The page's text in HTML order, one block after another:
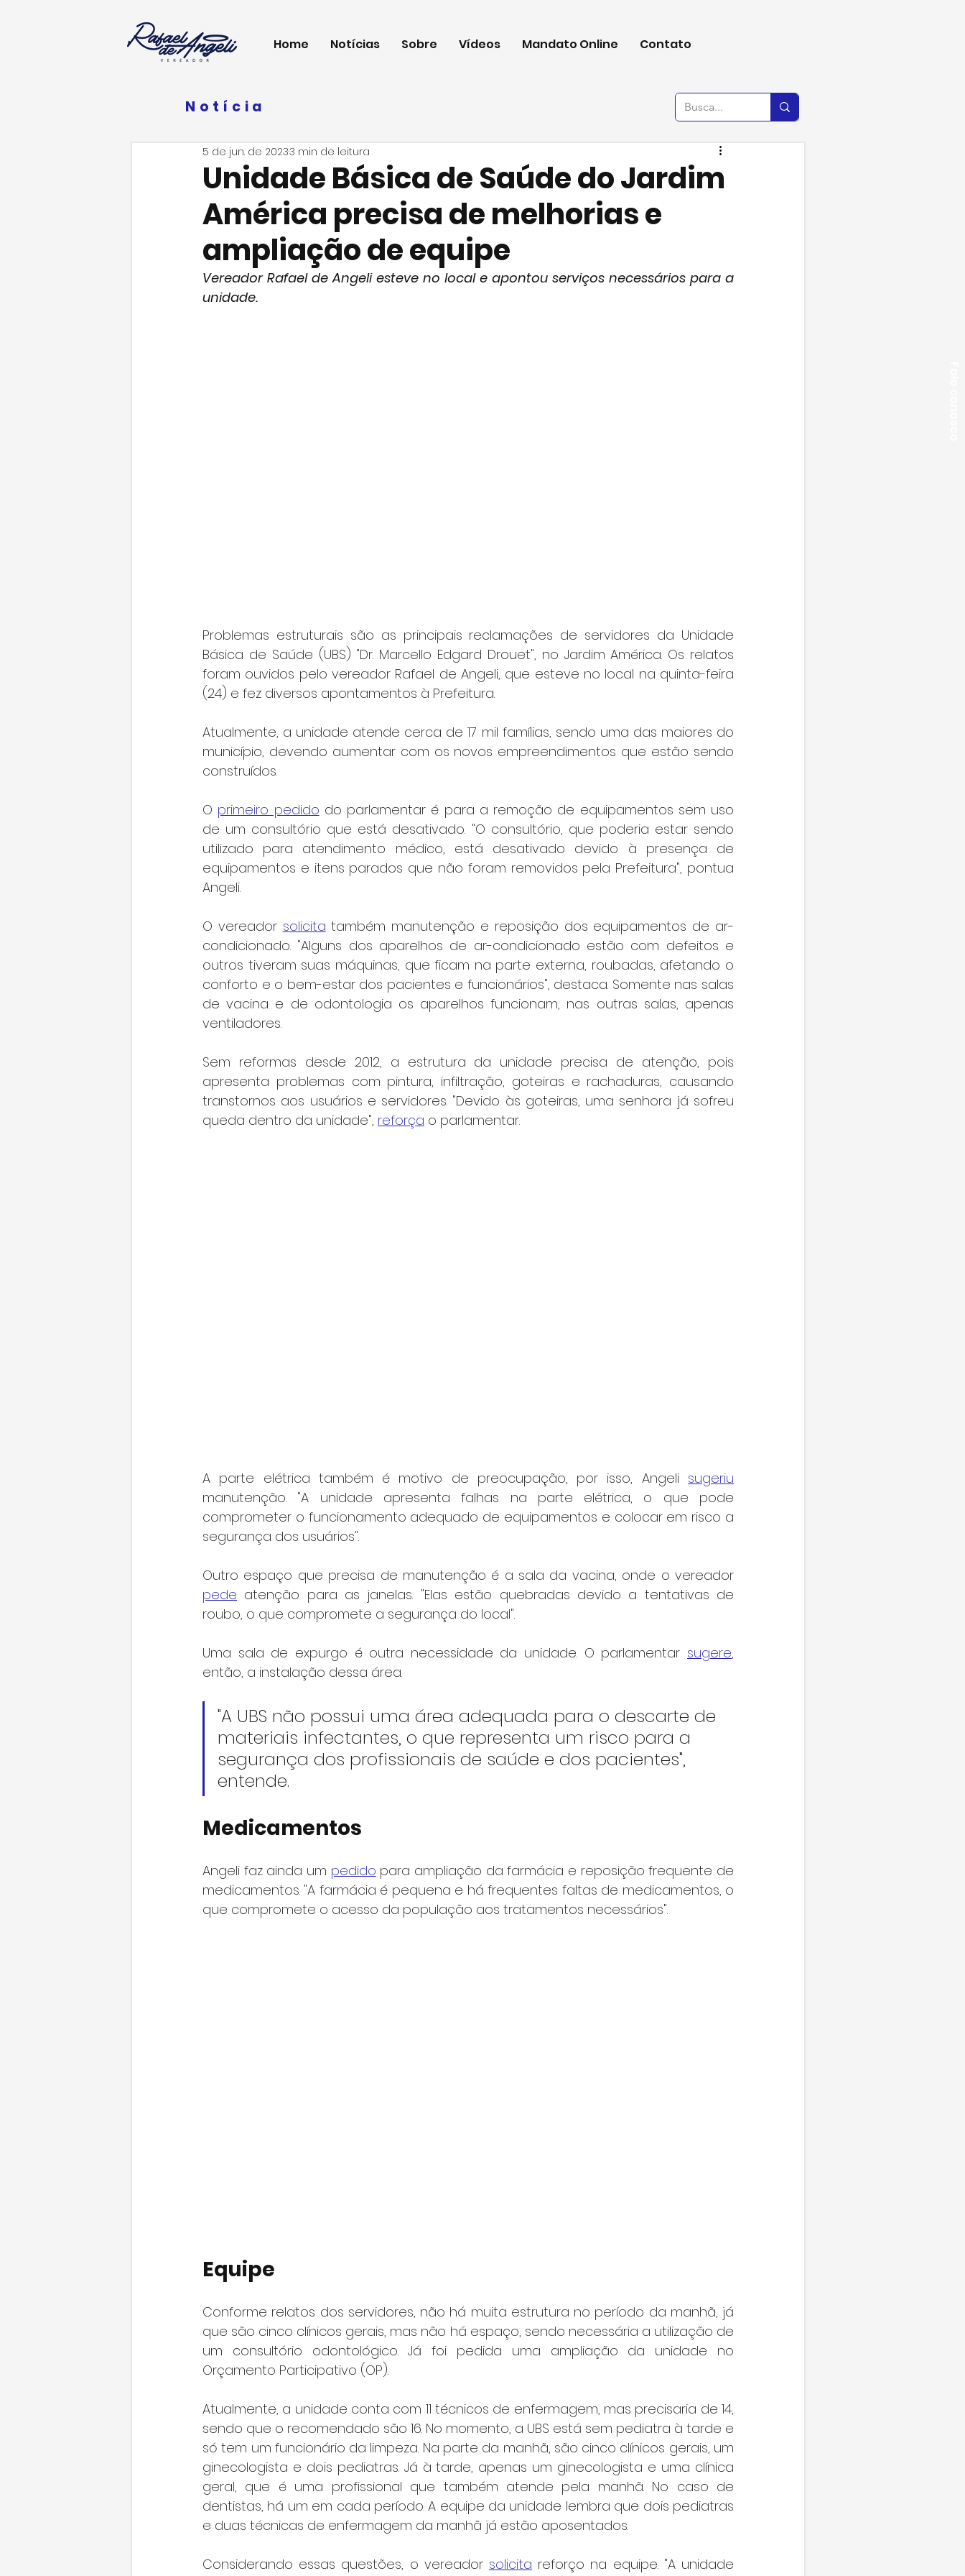
Home Notícias Sobre Vídeos Mandato Online Contato
Notícia
Unidade Básica de Saúde do Jardim
América precisa de melhorias e
ampliação de equipe
5 de jun. de 20233 min de leitura
Vereador Rafael de Angeli esteve no local e apontou serviços necessários para a
unidade.
Problemas estruturais são as principais reclamações de servidores da Unidade
Básica de Saúde (UBS) "Dr. Marcello Edgard Drouet", no Jardim América. Os relatos
foram ouvidos pelo vereador Rafael de Angeli, que esteve no local na quinta-feira
(24) e fez diversos apontamentos à Prefeitura.
Atualmente, a unidade atende cerca de 17 mil famílias, sendo uma das maiores do
município, devendo aumentar com os novos empreendimentos que estão sendo
construídos.
O primeiro pedido do parlamentar é para a remoção de equipamentos sem uso
de um consultório que está desativado. "O consultório, que poderia estar sendo
utilizado para atendimento médico, está desativado devido à presença de
equipamentos e itens parados que não foram removidos pela Prefeitura", pontua
Angeli.
O vereador solicita também manutenção e reposição dos equipamentos de ar-
condicionado. "Alguns dos aparelhos de ar-condicionado estão com defeitos e
outros tiveram suas máquinas, que ficam na parte externa, roubadas, afetando o
conforto e o bem-estar dos pacientes e funcionários", destaca. Somente nas salas
de vacina e de odontologia os aparelhos funcionam, nas outras salas, apenas
ventiladores.
Sem reformas desde 2012, a estrutura da unidade precisa de atenção, pois
apresenta problemas com pintura, infiltração, goteiras e rachaduras, causando
transtornos aos usuários e servidores. "Devido às goteiras, uma senhora já sofreu
queda dentro da unidade", reforça o parlamentar.
A parte elétrica também é motivo de preocupação, por isso, Angeli sugeriu
manutenção. "A unidade apresenta falhas na parte elétrica, o que pode
comprometer o funcionamento adequado de equipamentos e colocar em risco a
segurança dos usuários".
pede atenção para as janelas. "Elas estão quebradas devido a tentativas de
roubo, o que compromete a segurança do local".
Uma sala de expurgo é outra necessidade da unidade. O parlamentar sugere,
então, a instalação dessa área.
"A UBS não possui uma área adequada para o descarte de
materiais infectantes, o que representa um risco para a
segurança dos profissionais de saúde e dos pacientes",
entende.
Medicamentos
Angeli faz ainda um pedido para ampliação da farmácia e reposição frequente de
medicamentos. "A farmácia é pequena e há frequentes faltas de medicamentos, o
que compromete o acesso da população aos tratamentos necessários".
Equipe
Conforme relatos dos servidores, não há muita estrutura no período da manhã, já
que são cinco clínicos gerais, mas não há espaço, sendo necessária a utilização de
um consultório odontológico. Já foi pedida uma ampliação da unidade no
Orçamento Participativo (OP).
Atualmente, a unidade conta com 11 técnicos de enfermagem, mas precisaria de 14,
sendo que o recomendado são 16. No momento, a UBS está sem pediatra à tarde e
só tem um funcionário da limpeza. Na parte da manhã, são cinco clínicos gerais, um
ginecologista e dois pediatras. Já à tarde, apenas um ginecologista e uma clínica
geral, que é uma profissional que também atende pela manhã. No caso de
dentistas, há um em cada período. A equipe da unidade lembra que dois pediatras
e duas técnicas de enfermagem da manhã já estão aposentados.
Considerando essas questões, o vereador solicita reforço na equipe. "A unidade